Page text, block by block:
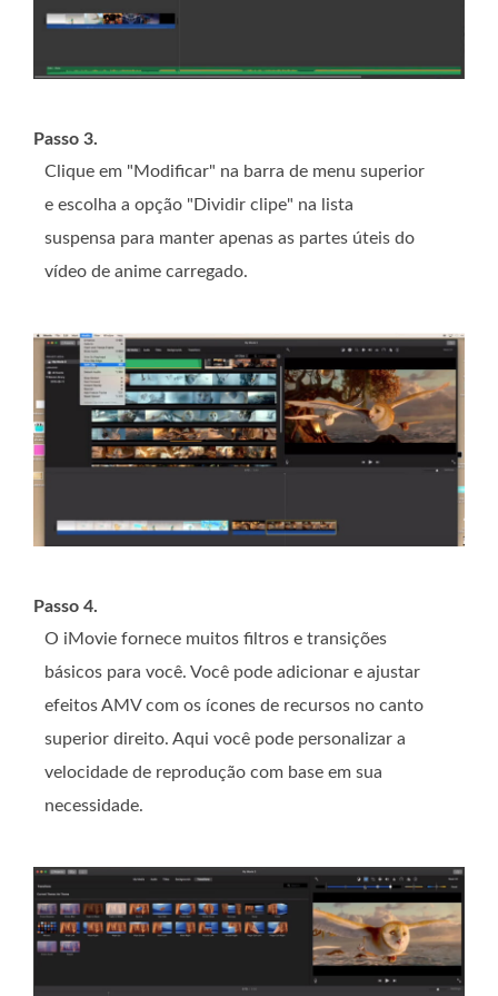
Passo 3.
Clique em "Modificar" na barra de menu superior
e escolha a opção "Dividir clipe" na lista
suspensa para manter apenas as partes úteis do
vídeo de anime carregado.
Passo 4.
O iMovie fornece muitos filtros e transições
básicos para você. Você pode adicionar e ajustar
efeitos AMV com os ícones de recursos no canto
superior direito. Aqui você pode personalizar a
velocidade de reprodução com base em sua
necessidade.